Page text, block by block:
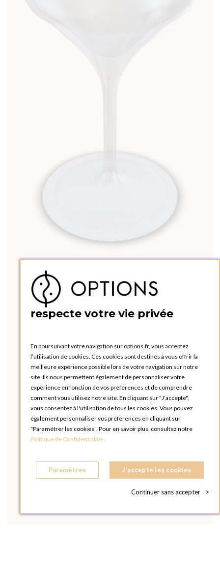
respecte votre vie privée
En poursuivant votre navigation sur options.fr, vous acceptez
l’utilisation de cookies. Ces cookies sont destinés à vous offrir la
meilleure expérience possible lors de votre navigation sur notre
site. Ils nous permettent également de personnaliser votre
expérience en fonction de vos préférences et de comprendre
comment vous utilisez notre site. En cliquant sur "J’accepte",
vous consentez à l'utilisation de tous les cookies. Vous pouvez
également personnaliser vos préférences en cliquant sur
"Paramétrer les cookies". Pour en savoir plus, consultez notre
Politique de Confidentialité.
Paramètres J'accepte les cookies
Continuer sans accepter >